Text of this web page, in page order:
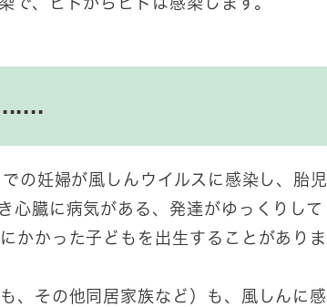
の妊婦が風しんウイルスに感染し、胎児
心臓に病気がある、発達がゆっくりして
かかった子どもを出生することがありま
、その他同居家族など）も、風しんに感